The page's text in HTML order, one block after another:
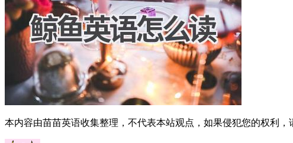
本内容由苗苗英语收集整理，不代表本站观点，如果侵犯您的权利，